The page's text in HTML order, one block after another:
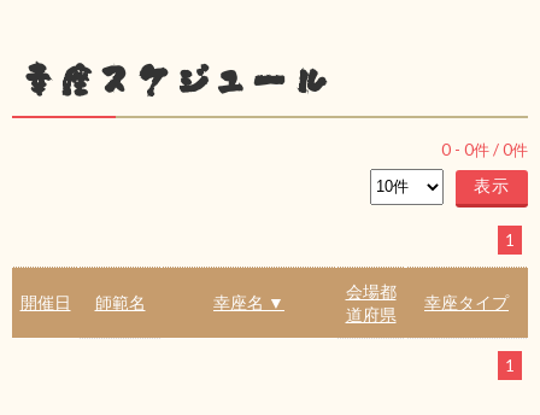
幸座スケジュール
0 - 0件 /0件
1
開催日 師範名 幸座名 ▼
会場都
道府県
幸座タイプ
1